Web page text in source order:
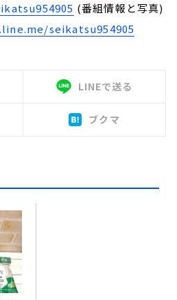
(番組情報と写真)
seikatsu954905
LINEで送る
ブクマ